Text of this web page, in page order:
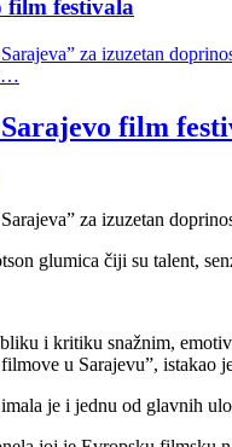
film festivala
za izuzetan
film
za izuzetan
glumica čiji su talent,
i kritiku snažnim,
u Sarajevu”, istakao
je i jednu od glavnih